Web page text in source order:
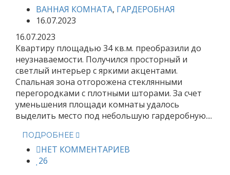
ВАННАЯ КОМНАТА, ГАРДЕРОБНАЯ
16.07.2023
16.07.2023
Квартиру площадью 34 кв.м. преобразили до
неузнаваемости. Получился просторный и
светлый интерьер с яркими акцентами.
Спальная зона отгорожена стеклянными
перегородками с плотными шторами. За счет
уменьшения площади комнаты удалось
выделить место под небольшую гардеробную....
ПОДРОБНЕЕ
НЕТ КОММЕНТАРИЕВ
26